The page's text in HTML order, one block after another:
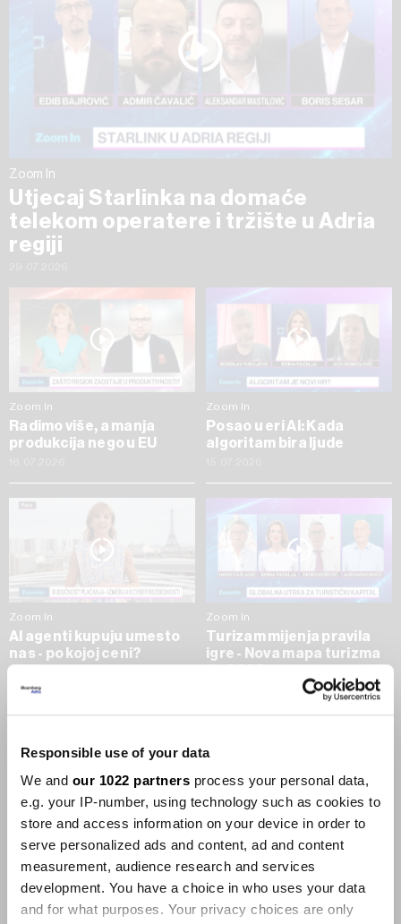
Responsible use of your data
We and our 1022 partners process your personal data,
e.g. your IP-number, using technology such as cookies to
store and access information on your device in order to
serve personalized ads and content, ad and content
measurement, audience research and services
development. You have a choice in who uses your data
and for what purposes. Your privacy choices are only
Zoom In
Utjecaj Starlinka na domaće
telekom operatere i tržište u Adria
regiji
Zoom In
Radimo više, a manja
produkcija nego u EU
Zoom In
Posao u eri AI: Kada
algoritam bira ljude
Zoom In
AI agenti kupuju umesto
nas - po kojoj ceni?
09.07.2026
Zoom In
Turizam mijenja pravila
igre - Nova mapa turizma
do 2035.
Businessweek Adria
Korisnici GLP-1 lijekova mršave,
ekonomija se deblja
29.01.2026